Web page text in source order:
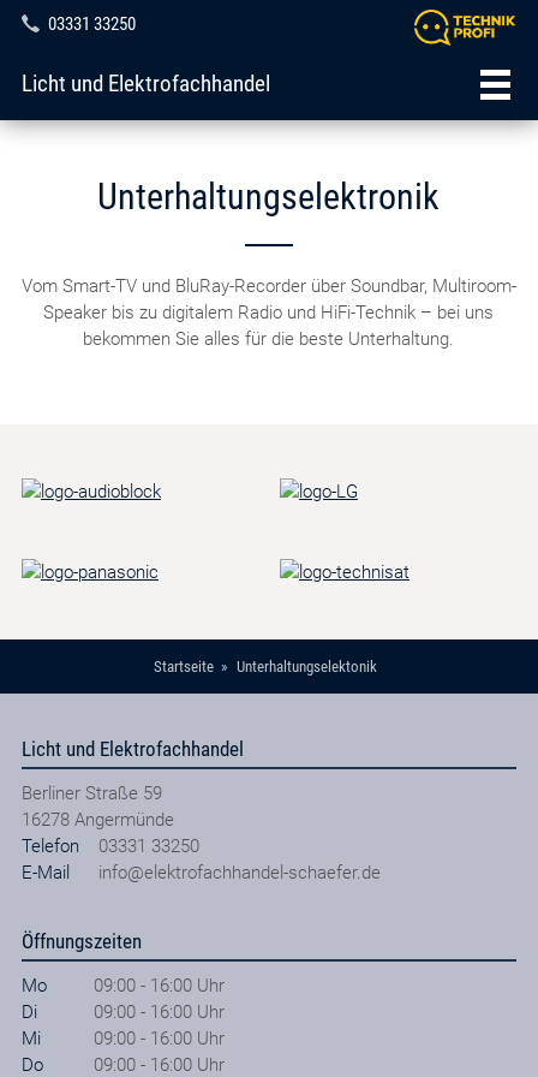
03331 33250
Licht und Elektrofachhandel
Unterhaltungselektronik
Vom Smart-TV und BluRay-Recorder über Soundbar, Multiroom-
Speaker bis zu digitalem Radio und HiFi-Technik – bei uns
bekommen Sie alles für die beste Unterhaltung.
Startseite Unterhaltungselektonik
Licht und Elektrofachhandel
Berliner Straße 59
16278 Angermünde
Telefon
03331 33250
E-Mail
info@elektrofachhandel-schaefer.de
Öffnungszeiten
Mo
09:00 - 16:00 Uhr
Di
09:00 - 16:00 Uhr
Mi
09:00 - 16:00 Uhr
Do
09:00 - 16:00 Uhr